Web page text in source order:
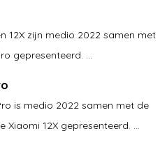
12X zijn medio 2022 samen met
gepresenteerd. ...
is medio 2022 samen met de
Xiaomi 12X gepresenteerd. ...